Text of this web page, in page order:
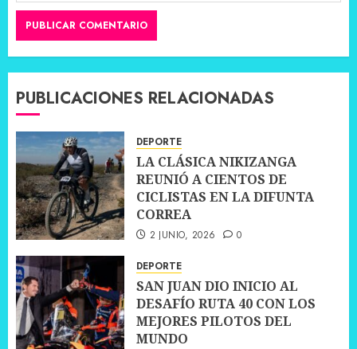
PUBLICACIONES RELACIONADAS
DEPORTE
LA CLÁSICA NIKIZANGA
REUNIÓ A CIENTOS DE
CICLISTAS EN LA DIFUNTA
CORREA
2 JUNIO, 2026 0
DEPORTE
SAN JUAN DIO INICIO AL
DESAFÍO RUTA 40 CON LOS
MEJORES PILOTOS DEL
MUNDO